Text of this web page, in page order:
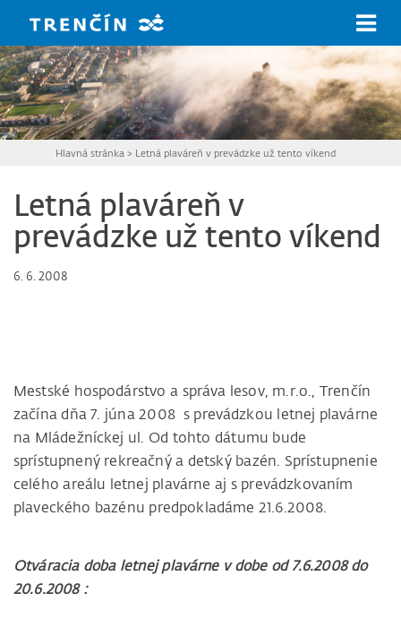
Hlavná stránka > Letná plaváreň v prevádzke už tento víkend
Letná plaváreň v
prevádzke už tento víkend
6. 6. 2008
Mestské hospodárstvo a správa lesov, m.r.o., Trenčín
začína dňa 7. júna 2008 s prevádzkou letnej plavárne
na Mládežníckej ul. Od tohto dátumu bude
sprístupnený rekreačný a detský bazén. Sprístupnenie
celého areálu letnej plavárne aj s prevádzkovaním
plaveckého bazénu predpokladáme 21.6.2008.
Otváracia doba letnej plavárne v dobe od 7.6.2008 do
20.6.2008 :